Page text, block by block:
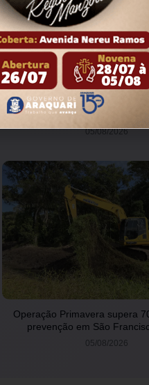
Coluna Jura Arruda
05/08/2026
Operação Primavera supera
prevenção em São
05/08/2026